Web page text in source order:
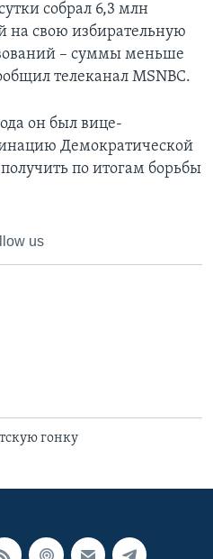
собрал 6,3 млн
на свою избирательную
– суммы меньше
телеканал MSNBC.
он был вице-
Демократической
по итогам борьбы
us
гонку